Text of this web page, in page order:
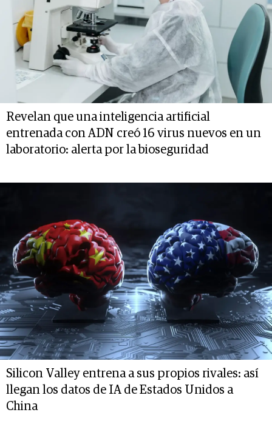
Revelan que una inteligencia artificial
entrenada con ADN creó 16 virus nuevos en un
laboratorio: alerta por la bioseguridad
Silicon Valley entrena a sus propios rivales: así
llegan los datos de IA de Estados Unidos a
China